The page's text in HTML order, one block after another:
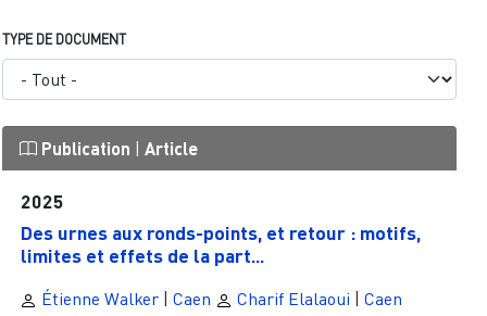
TYPE DE DOCUMENT
Publication | Article
2025
Des urnes aux ­­ronds-­­points, et retour : motifs,
limites et effets de la part...
Étienne Walker| Caen Charif Elalaoui Caen